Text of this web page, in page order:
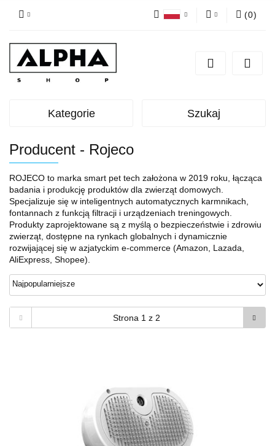
Zarejestruj się
(0)
Kategorie Szukaj
Producent - Rojeco
ROJECO to marka smart pet tech założona w 2019 roku, łącząca
badania i produkcję produktów dla zwierząt domowych.
Specjalizuje się w inteligentnych automatycznych karmnikach,
fontannach z funkcją filtracji i urządzeniach treningowych.
Produkty zaprojektowane są z myślą o bezpieczeństwie i zdrowiu
zwierząt, dostępne na rynkach globalnych i dynamicznie
rozwijającej się w azjatyckim e-commerce (Amazon, Lazada,
AliExpress, Shopee).